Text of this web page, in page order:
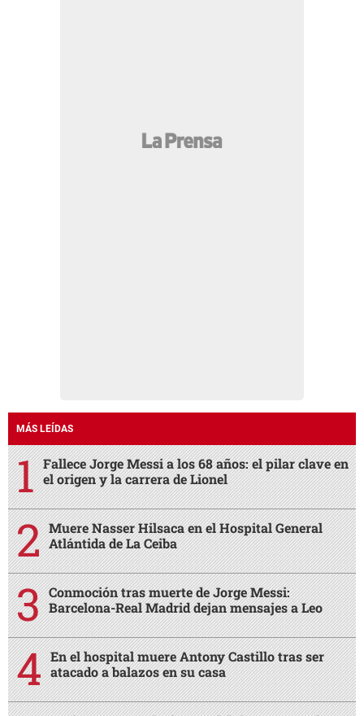
MÁS LEÍDAS
Fallece Jorge Messi a los 68 años: el pilar clave en
el origen y la carrera de Lionel
Muere Nasser Hilsaca en el Hospital General
Atlántida de La Ceiba
Conmoción tras muerte de Jorge Messi:
Barcelona-Real Madrid dejan mensajes a Leo
En el hospital muere Antony Castillo tras ser
atacado a balazos en su casa